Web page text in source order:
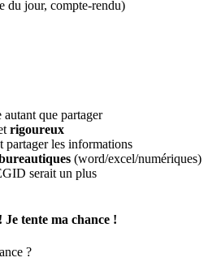
du jour, compte-rendu)
que partager
rigoureux
partager les informations
(word/excel/numériques)
serait un plus
tente ma chance !
?